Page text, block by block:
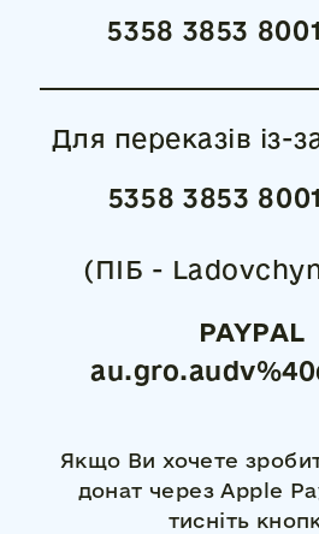
Якщо Ви хочете
донат через Apple
тисніть
PAYPAL
Для переказів із-
(ПІБ -
5358 3853
5358 3853